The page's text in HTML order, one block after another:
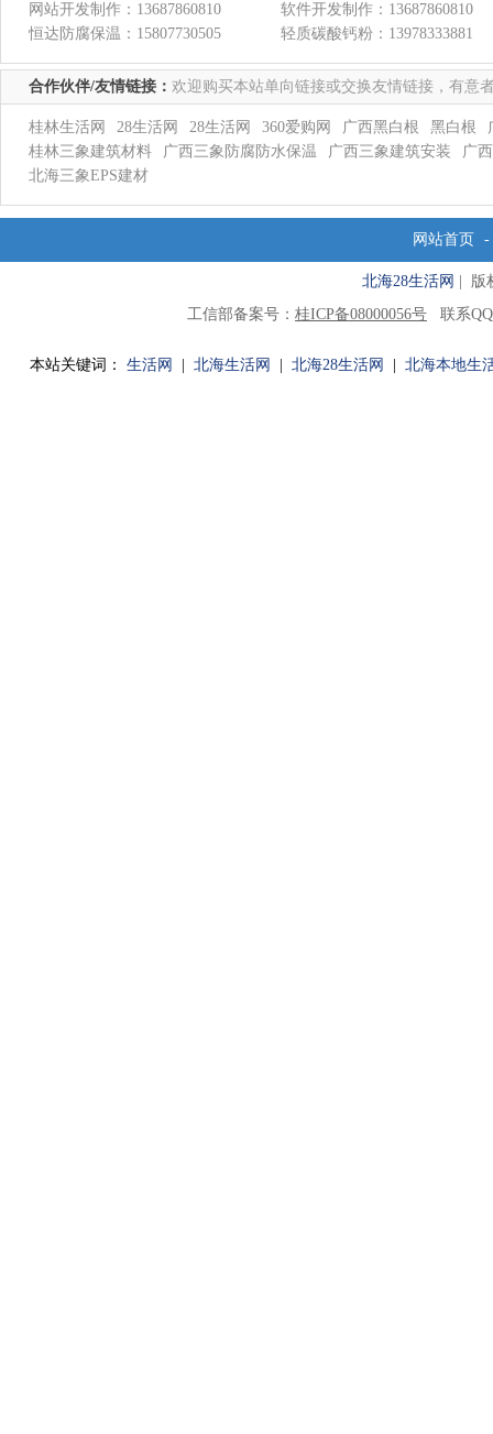
网站开发制作： 13687860810 软件开发制作： 13687860810
恒达防腐保温： 15807730505 轻质碳酸钙粉： 13978333881
合作伙伴/友情链接： 欢迎购买本站单向链接或交换友情链接，有意
桂林生活网 28生活网 28生活网 360爱购网 广西黑白根 黑白根
桂林三象建筑材料
广西三象防腐防水保温 广西三象建筑安装
广
北海三象EPS建材
网站首页 -
北海28生活网
| 版
工信部备案号： 桂ICP备08000056号 联系
本站关键词： 生活网 北海生活网 北海28生活网 北海本地生